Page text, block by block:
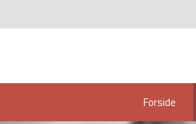
Forside